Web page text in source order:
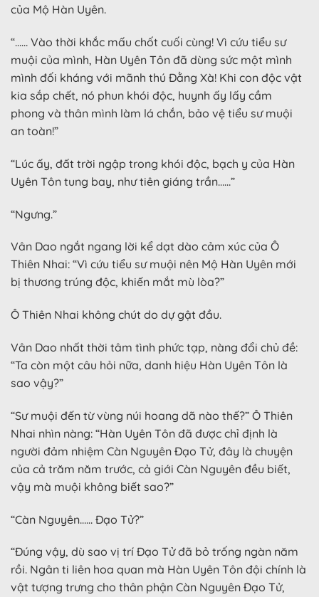
của Mộ Hàn Uyên.
“…… Vào thời khắc mấu chốt cuối cùng! Vì cứu tiểu sư
muội của mình, Hàn Uyên Tôn đã dùng sức một mình
mình đối kháng với mãnh thú Đằng Xà! Khi con độc vật
kia sắp chết, nó phun khói độc, huynh ấy lấy cầm
phong và thân mình làm lá chắn, bảo vệ tiểu sư muội
an toàn!”
“Lúc ấy, đất trời ngập trong khói độc, bạch y của Hàn
Uyên Tôn tung bay, như tiên giáng trần……”
“Ngưng.”
Vân Dao ngắt ngang lời kể dạt dào cảm xúc của Ô
Thiên Nhai: “Vì cứu tiểu sư muội nên Mộ Hàn Uyên mới
bị thương trúng độc, khiến mắt mù lòa?”
Ô Thiên Nhai không chút do dự gật đầu.
Vân Dao nhất thời tâm tình phức tạp, nàng đổi chủ đề:
“Ta còn một câu hỏi nữa, danh hiệu Hàn Uyên Tôn là
sao vậy?”
“Sư muội đến từ vùng núi hoang dã nào thế?” Ô Thiên
Nhai nhìn nàng: “Hàn Uyên Tôn đã được chỉ định là
người đảm nhiệm Càn Nguyên Đạo Tử, đây là chuyện
của cả trăm năm trước, cả giới Càn Nguyên đều biết,
vậy mà muội không biết sao?”
“Càn Nguyên…… Đạo Tử?”
“Đúng vậy, dù sao vị trí Đạo Tử đã bỏ trống ngàn năm
rồi. Ngân ti liên hoa quan mà Hàn Uyên Tôn đội chính là
vật tượng trưng cho thân phận Càn Nguyên Đạo Tử,